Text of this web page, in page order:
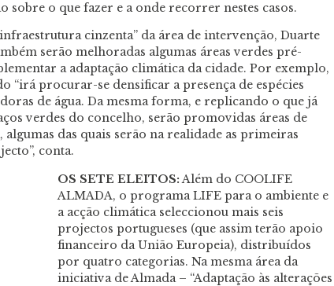
sobre o que fazer e a onde recorrer nestes casos.
cinzenta” da área de intervenção, Duarte
serão melhoradas algumas áreas verdes pré-
a adaptação climática da cidade. Por exemplo,
“irá procurar-se densificar a presença de espécies
de água. Da mesma forma, e replicando o que já
verdes do concelho, serão promovidas áreas de
das quais serão na realidade as primeiras
conta.
OS SETE ELEITOS:Além do COOLIFE
ALMADA, o programa LIFE para o ambiente e
a acção climática seleccionou mais seis
projectos portugueses (que assim terão apoio
financeiro da União Europeia), distribuídos
por quatro categorias. Na mesma área da
iniciativa de Almada – “Adaptação às alterações